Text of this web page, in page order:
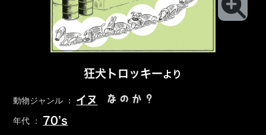
狂犬トロッキーより
動物ジャンル ： イヌ なのか？
年代 ： 70’s